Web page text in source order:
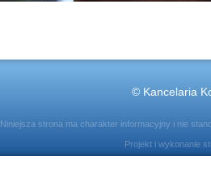
© Kancelaria
Niniejsza strona ma charakter informacyjny i nie
Projekt i wykonanie